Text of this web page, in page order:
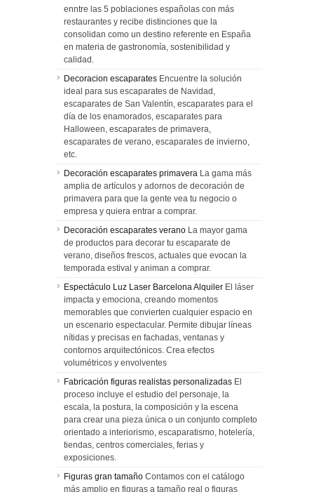
enntre las 5 poblaciones españolas con más
restaurantes y recibe distinciones que la
consolidan como un destino referente en España
en materia de gastronomía, sostenibilidad y
calidad.
Decoracion escaparates Encuentre la solución
ideal para sus escaparates de Navidad,
escaparates de San Valentín, escaparates para el
día de los enamorados, escaparates para
Halloween, escaparates de primavera,
escaparates de verano, escaparates de invierno,
etc.
Decoración escaparates primavera La gama más
amplia de artículos y adornos de decoración de
primavera para que la gente vea tu negocio o
empresa y quiera entrar a comprar.
Decoración escaparates verano La mayor gama
de productos para decorar tu escaparate de
verano, diseños frescos, actuales que evocan la
temporada estival y animan a comprar.
Espectáculo Luz Laser Barcelona Alquiler El láser
impacta y emociona, creando momentos
memorables que convierten cualquier espacio en
un escenario espectacular. Permite dibujar líneas
nítidas y precisas en fachadas, ventanas y
contornos arquitectónicos. Crea efectos
volumétricos y envolventes
Fabricación figuras realistas personalizadas El
proceso incluye el estudio del personaje, la
escala, la postura, la composición y la escena
para crear una pieza única o un conjunto completo
orientado a interiorismo, escaparatismo, hotelería,
tiendas, centros comerciales, ferias y
exposiciones.
Figuras gran tamaño Contamos con el catálogo
más amplio en figuras a tamaño real o figuras